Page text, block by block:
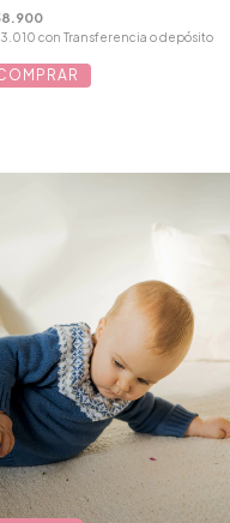
con Transferencia o depósito